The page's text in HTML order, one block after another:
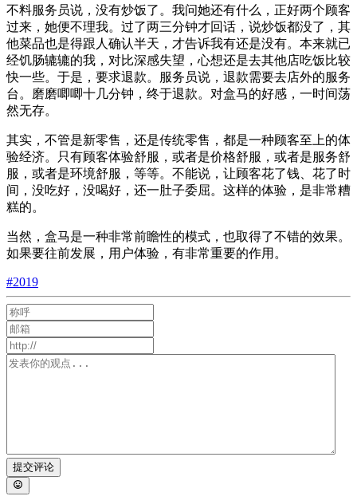
不料服务员说，没有炒饭了。我问她还有什么，正好两个顾客
过来，她便不理我。过了两三分钟才回话，说炒饭都没了，其
他菜品也是得跟人确认半天，才告诉我有还是没有。本来就已
经饥肠辘辘的我，对比深感失望，心想还是去其他店吃饭比较
快一些。于是，要求退款。服务员说，退款需要去店外的服务
台。磨磨唧唧十几分钟，终于退款。对盒马的好感，一时间荡
然无存。
其实，不管是新零售，还是传统零售，都是一种顾客至上的体
验经济。只有顾客体验舒服，或者是价格舒服，或者是服务舒
服，或者是环境舒服，等等。不能说，让顾客花了钱、花了时
间，没吃好，没喝好，还一肚子委屈。这样的体验，是非常糟
糕的。
当然，盒马是一种非常前瞻性的模式，也取得了不错的效果。
如果要往前发展，用户体验，有非常重要的作用。
#2019
提交评论